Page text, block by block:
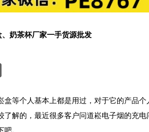
奶茶杯厂家一手货源批发
等个人基本上都是用过，对于它的产品个
解的，最近很多客户问道崧电子烟的充电